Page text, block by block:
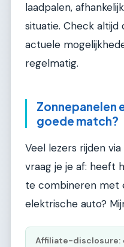
laadpalen,
situatie. Check
actuele
regelmatig.
Zonnepanelen
goede match?
Veel lezers rijden
vraag je je af: heeft
te combineren met
elektrische auto?
Affiliate-disclosure: